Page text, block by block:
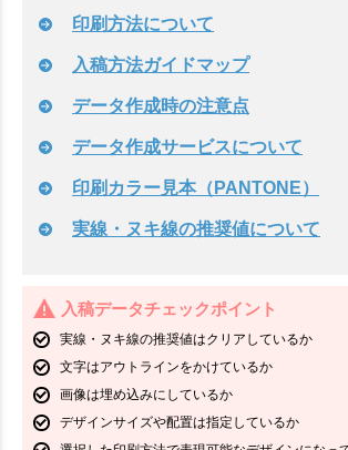
印刷方法について
入稿方法ガイドマップ
データ作成時の注意点
データ作成サービスについて
印刷カラー見本（PANTONE）
実線・ヌキ線の推奨値について
入稿データチェックポイント
実線・ヌキ線の推奨値はクリアしているか
文字はアウトラインをかけているか
画像は埋め込みにしているか
デザインサイズや配置は指定しているか